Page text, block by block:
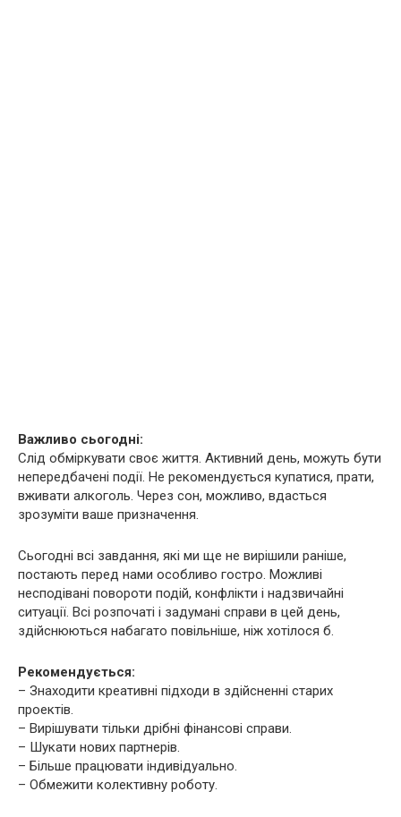
Важливо сьогодні:
Слід обміркувати своє життя. Активний день, можуть бути
непередбачені події. Не рекомендується купатися, прати,
вживати алкоголь. Через сон, можливо, вдасться
зрозуміти ваше призначення.
Сьогодні всі завдання, які ми ще не вирішили раніше,
постають перед нами особливо гостро. Можливі
несподівані повороти подій, конфлікти і надзвичайні
ситуації. Всі розпочаті і задумані справи в цей день,
здійснюються набагато повільніше, ніж хотілося б.
Рекомендується:
– Знаходити креативні підходи в здійсненні старих
проектів.
– Вирішувати тільки дрібні фінансові справи.
– Шукати нових партнерів.
– Більше працювати індивідуально.
– Обмежити колективну роботу.